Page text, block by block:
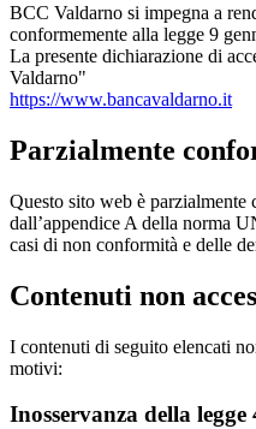
BCC Valdarno si impegna a
conformemente alla legge 9
La presente dichiarazione di
Valdarno"
https://www.bancavaldarno.it
Parzialmente
Questo sito web è
dall’appendice A della norma
casi di non conformità e delle
Contenuti non
I contenuti di seguito elencati
motivi:
Inosservanza della legge